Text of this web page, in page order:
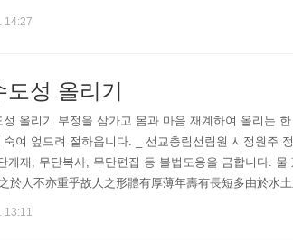
리며, 두 손을 모아 지극정성으로 “치성致誠” 을 드리
14:27
성 올리기
올리기 부정을 삼가고 몸과 마음 재계하여 올리는
여 엎드려 절하옵니다. _ 선교총림선림원 시정원주
재, 무단복사, 무단편집 등 불법도용을 금합니다. 물
人不亦重乎故人之形體有厚薄年壽有長短多由於水
城市人家稠密溝渠汚水雜入井中成醶用水煎滾停頓一
13:11